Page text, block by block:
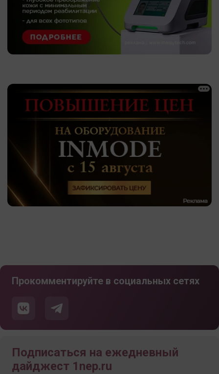
Прокомментируйте в социальных сетях
Подписаться на ежедневный
дайджест 1nep.ru